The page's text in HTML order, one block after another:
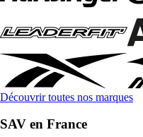
Découvrir toutes nos marques
SAV en France